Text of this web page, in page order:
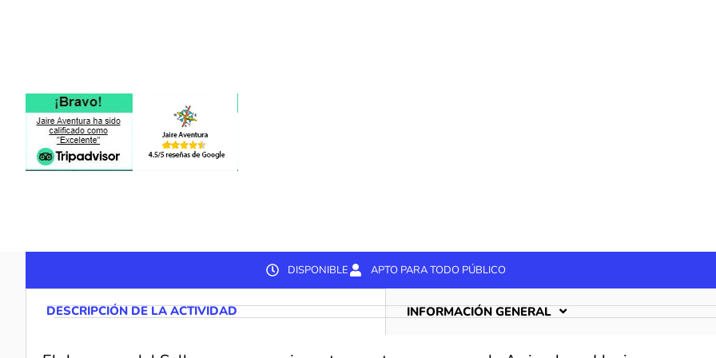
DISPONIBLE APTO PARA TODO PÚBLICO
DESCRIPCIÓN DE LA ACTIVIDAD INFORMACIÓN GENERAL